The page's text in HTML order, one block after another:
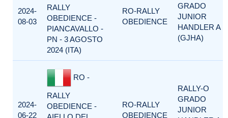
2024-
08-03
RALLY
OBEDIENCE -
PIANCAVALLO -
PN - 3 AGOSTO
2024 (ITA)
RO-RALLY
OBEDIENCE
GRADO
JUNIOR
HANDLER A
(GJHA)
2024-
06-22
RO -
RALLY
OBEDIENCE -
RO-RALLY
OBEDIENCE
RALLY-O
GRADO
JUNIOR